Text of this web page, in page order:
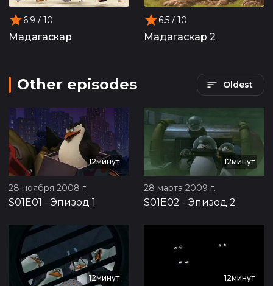
6.9 / 10
Мадагаскар
6.5 / 10
Мадагаскар 2
Other episodes Oldest
12минут
28 ноября 2008 г.
S01E01 - Эпизод 1
12минут
28 марта 2009 г.
S01E02 - Эпизод 2
12минут 12минут